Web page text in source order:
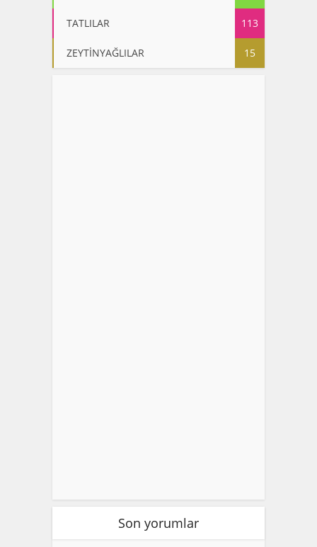
TATLILAR 113
ZEYTİNYAĞLILAR 15
Son yorumlar